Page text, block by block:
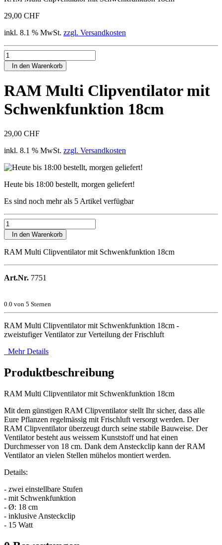
29,00 CHF
inkl. 8.1 % MwSt. zzgl. Versandkosten
In den Warenkorb
RAM Multi Clipventilator mit
Schwenkfunktion 18cm
29,00 CHF
inkl. 8.1 % MwSt. zzgl. Versandkosten
Heute bis 18:00 bestellt, morgen geliefert!
Es sind noch mehr als 5 Artikel verfügbar
In den Warenkorb
RAM Multi Clipventilator mit Schwenkfunktion 18cm
Art.Nr. 7751
0.0 von 5 Sternen
RAM Multi Clipventilator mit Schwenkfunktion 18cm -
zweistufiger Ventilator zur Verteilung der Frischluft
Mehr Details
Produktbeschreibung
RAM Multi Clipventilator mit Schwenkfunktion 18cm
Mit dem günstigen RAM Clipventilator stellt Ihr sicher, dass alle
Eure Pflanzen regelmässig mit Frischluft versorgt werden. Der
RAM Clipventilator überzeugt durch seine stabile Bauweise. Der
Ventilator besteht aus weissem Kunststoff und hat einen
Durchmesser von 18 cm. Dank dem Ansteckclip kann der RAM
Ventilator an vielen Stellen mühelos montiert werden.
Details:
- zwei einstellbare Stufen
- mit Schwenkfunktion
- Ø: 18 cm
- inklusive Ansteckclip
- 15 Watt